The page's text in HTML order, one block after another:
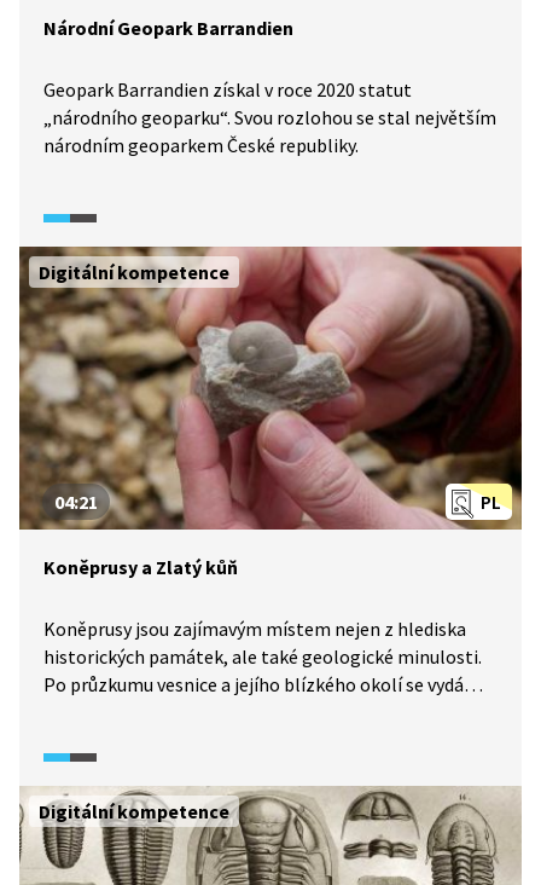
Národní Geopark Barrandien
Geopark Barrandien získal v roce 2020 statut
„národního geoparku“. Svou rozlohou se stal největším
národním geoparkem České republiky.
Digitální kompetence
PL
04:21
Koněprusy a Zlatý kůň
Koněprusy jsou zajímavým místem nejen z hlediska
historických památek, ale také geologické minulosti.
Po průzkumu vesnice a jejího blízkého okolí se vydáme
zde můžeme poměrně snadno nalézt zkameněliny
mořských živočichů. A co ještě?
Digitální kompetence